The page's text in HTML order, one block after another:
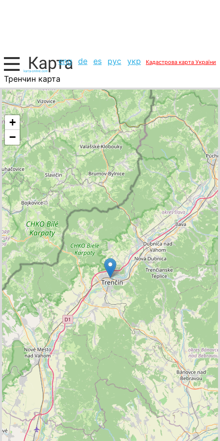
eng de es рус укр Кадастрова карта України
Тренчин карта
Словаччина, список міст
+
−